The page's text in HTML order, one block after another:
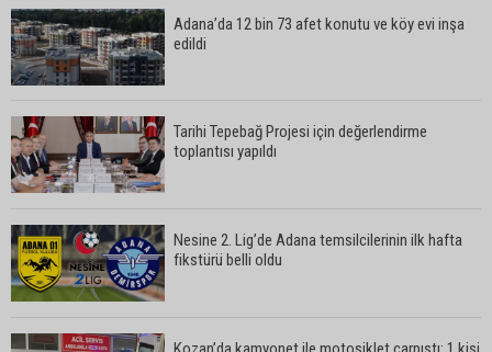
Adana’da 12 bin 73 afet konutu ve köy evi inşa
edildi
Tarihi Tepebağ Projesi için değerlendirme
toplantısı yapıldı
Nesine 2. Lig’de Adana temsilcilerinin ilk hafta
fikstürü belli oldu